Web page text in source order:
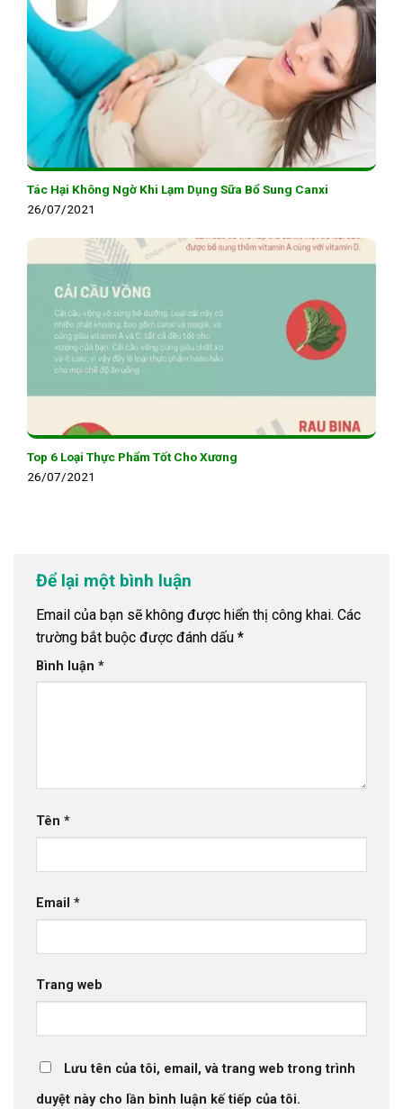
Tác Hại Không Ngờ Khi Lạm Dụng Sữa Bổ Sung Canxi
26/07/2021
Top 6 Loại Thực Phẩm Tốt Cho Xương
26/07/2021
Để lại một bình luận
Email của bạn sẽ không được hiển thị công khai. Các
trường bắt buộc được đánh dấu *
Bình luận *
Tên *
Email *
Trang web
Lưu tên của tôi, email, và trang web trong trình
duyệt này cho lần bình luận kế tiếp của tôi.